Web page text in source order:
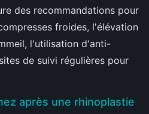
des recommandations pour
froides, l'élévation
l'utilisation d'anti-
de suivi régulières pour
après une rhinoplastie